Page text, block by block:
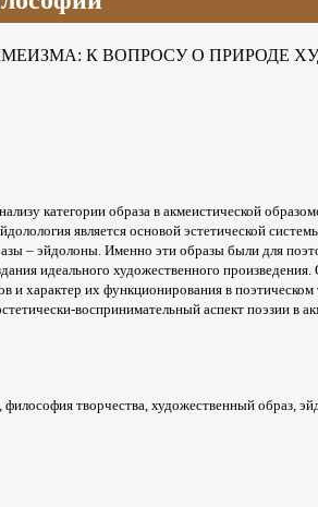
К ВОПРОСУ О ПРИРОДЕ
категории образа в акмеистической
является основой эстетической
– эйдолоны. Именно эти образы были для
идеального художественного произведения.
и характер их функционированияв
воспринимательный аспект поэзии в
философия творчества, художественный образ,